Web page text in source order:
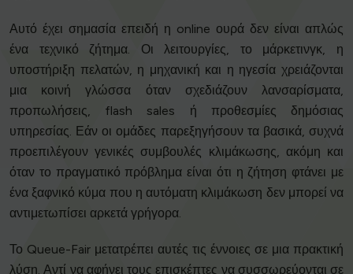
Αυτό έχει σημασία επειδή η online ουρά δεν είναι απλώς
ένα τεχνικό ζήτημα. Οι λειτουργίες, το μάρκετινγκ, η
υποστήριξη πελατών, η μηχανική και η ηγεσία χρειάζονται
μια κοινή γλώσσα όταν σχεδιάζουν λανσαρίσματα,
προπωλήσεις, flash sales ή προθεσμίες δημόσιας
υπηρεσίας. Εάν οι ομάδες παρεξηγήσουν τα βασικά, συχνά
προεπιλέγουν γενικές συμβουλές κλιμάκωσης, ακόμη και
όταν το πραγματικό πρόβλημα είναι ότι η ζήτηση φτάνει με
ένα ξαφνικό κύμα που η αυτόματη κλιμάκωση δεν μπορεί να
αντιμετωπίσει αρκετά γρήγορα.
Το Queue-Fair μετατρέπει αυτές τις έννοιες σε μια πρακτική
λύση. Αντί να αφήνει τους επισκέπτες να συσσωρεύονται σε